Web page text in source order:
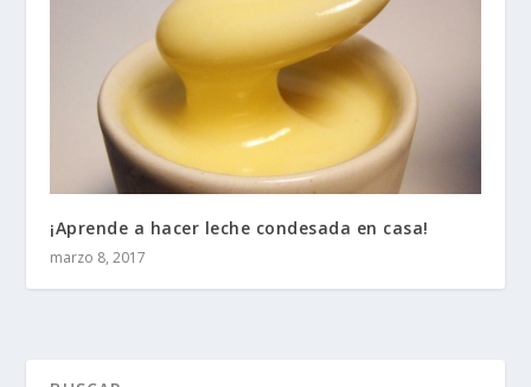
¡Aprende a hacer leche condesada en casa!
marzo 8, 2017